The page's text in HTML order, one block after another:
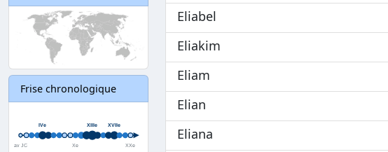
Frise chronologique
Eliabel
Eliakim
Eliam
Elian
Eliana